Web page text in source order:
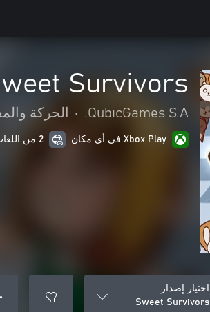
Survivors
QubicGames S.A.
• الحركة
Xbox Play في أي مكان 2 من اللغات المدعمة
اختيار إصدار
Sweet Survivors